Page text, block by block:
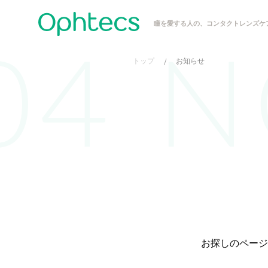
瞳を愛する人の、コンタクトレンズケ
トップ / お知らせ
お探しのペー